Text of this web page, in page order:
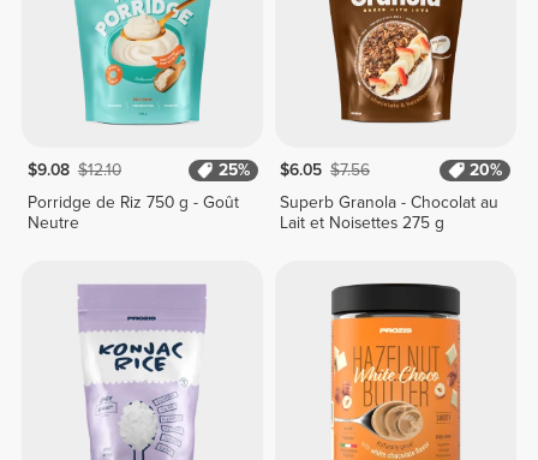
$9.08 $12.10
25%
Porridge de Riz 750 g - Goût
Neutre
$6.05 $7.56
20%
Superb Granola - Chocolat au
Lait et Noisettes 275 g